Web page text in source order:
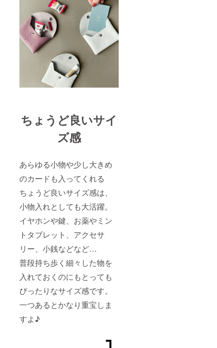
ちょうど良いサイ
ズ感
あらゆる小物や少し大きめ
のカードも入ってくれる
ちょうど良いサイズ感は、
小物入れとしても大活躍。
イヤホンや鍵、お薬やミン
トタブレット、アクセサ
リー、小銭などなど…
普段持ち歩く細々した物を
入れておくのにもとっても
ぴったりなサイズ感です。
一つあるとかなり重宝しま
すよ♪